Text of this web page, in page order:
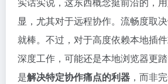
显，尤其对于远程协作。流畅度取
就棒。不过，对于高度依赖本地插
深度工作，可能还是本地浏览器更
是解决特定协作痛点的利器 ，而非